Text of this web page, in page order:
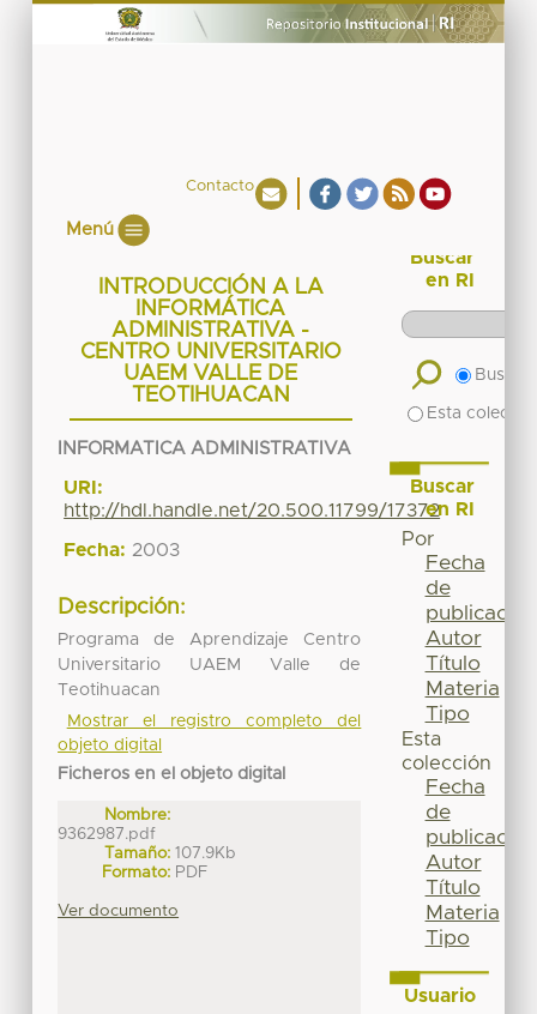
Contacto
Menú
INTRODUCCIÓN A LA
INFORMÁTICA
ADMINISTRATIVA -
CENTRO UNIVERSITARIO
UAEM VALLE DE
TEOTIHUACAN
INFORMATICA ADMINISTRATIVA
URI:
http://hdl.handle.net/20.500.11799/17372
Fecha: 2003
Descripción:
Programa de Aprendizaje Centro
Universitario UAEM Valle de
Teotihuacan
Mostrar el registro completo del
objeto digital
Ficheros en el objeto digital
Nombre:
9362987.pdf
Tamaño: 107.9Kb
Formato: PDF
Ver documento
Buscar
en RI
Buscar
Esta
Buscar
en RI
Por
Fecha
de
publicación
Autor
Título
Materia
Tipo
Esta
colección
Fecha
de
publicación
Autor
Título
Materia
Tipo
Usuario